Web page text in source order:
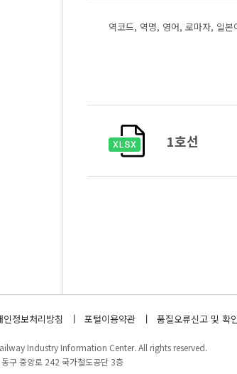
역코드, 역명, 영어, 로마자, 일
1호선
인정보처리방침 포털이용약관 품질오류신고 및 확인
Industry Information Center. All rights reserved.
구 중앙로 242 국가철도공단 3층